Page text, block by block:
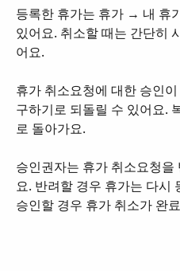
등록한 휴가는 휴가 → 내 휴
있어요. 취소할 때는 간단히
어요.
휴가 취소요청에 대한 승인
구하기로 되돌릴 수 있어요.
로 돌아가요.
승인권자는 휴가 취소요청
요. 반려할 경우 휴가는 다시
승인할 경우 휴가 취소가 완